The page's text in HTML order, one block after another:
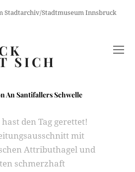
Stadtarchiv/Stadtmuseum Innsbruck
SICH
An Santifallers Schwelle
den Tag gerettet!
mit
Attributhagel und
schmerzhaft